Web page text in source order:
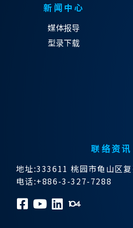
新闻中心
媒体报导
型录下载
联络资讯
地址:333611 桃园市龟山区
电话:+886-3-327-7288